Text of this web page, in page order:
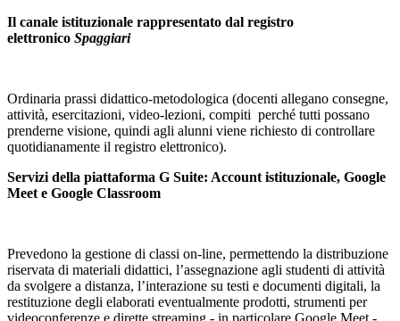
Il canale istituzionale rappresentato dal registro
elettronico Spaggiari
Ordinaria prassi didattico-metodologica (docenti allegano consegne,
attività, esercitazioni, video-lezioni, compiti perché tutti possano
prenderne visione, quindi agli alunni viene richiesto di controllare
quotidianamente il registro elettronico).
Servizi della piattaforma G Suite: Account istituzionale, Google
Meet e Google Classroom
Prevedono la gestione di classi on-line, permettendo la distribuzione
riservata di materiali didattici, l’assegnazione agli studenti di attività
da svolgere a distanza, l’interazione su testi e documenti digitali, la
restituzione degli elaborati eventualmente prodotti, strumenti per
videoconferenze e dirette streaming - in particolare Google Meet -